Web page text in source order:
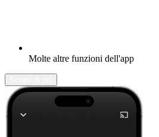
Molte altre funzioni dell'app